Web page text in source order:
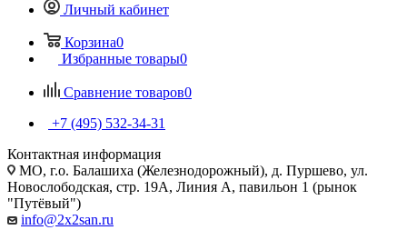
Личный кабинет
Корзина0
Избранные товары0
Сравнение товаров0
+7 (495) 532‑34‑31
Контактная информация
МО, г.о. Балашиха (Железнодорожный), д. Пуршево, ул.
Новослободская, стр. 19А, Линия А, павильон 1 (рынок
"Путёвый")
info@2x2san.ru